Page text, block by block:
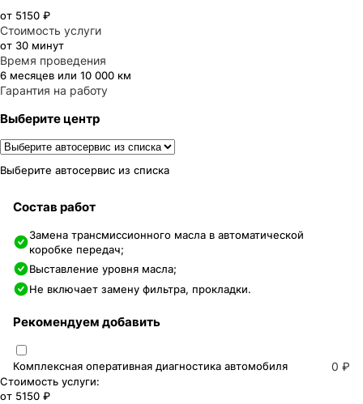
от 5150 ₽
Стоимость услуги
от 30 минут
Время проведения
6 месяцев или 10 000 км
Гарантия на работу
Выберите центр
Выберите автосервис из списка
Состав работ
Замена трансмиссионного масла в автоматической
коробке передач;
Выставление уровня масла;
Не включает замену фильтра, прокладки.
Рекомендуем добавить
Комплексная оперативная диагностика автомобиля 0 ₽
Стоимость услуги:
от 5150 ₽